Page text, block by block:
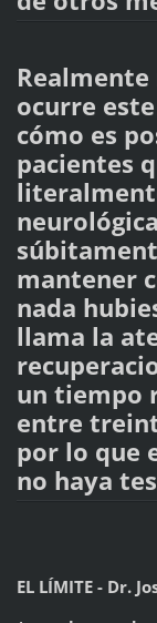
ocurre
cómo es
pacientes
mantener
nada
llama la
un tiempo
entre
por lo que
no haya
EL LÍMITE - Dr.